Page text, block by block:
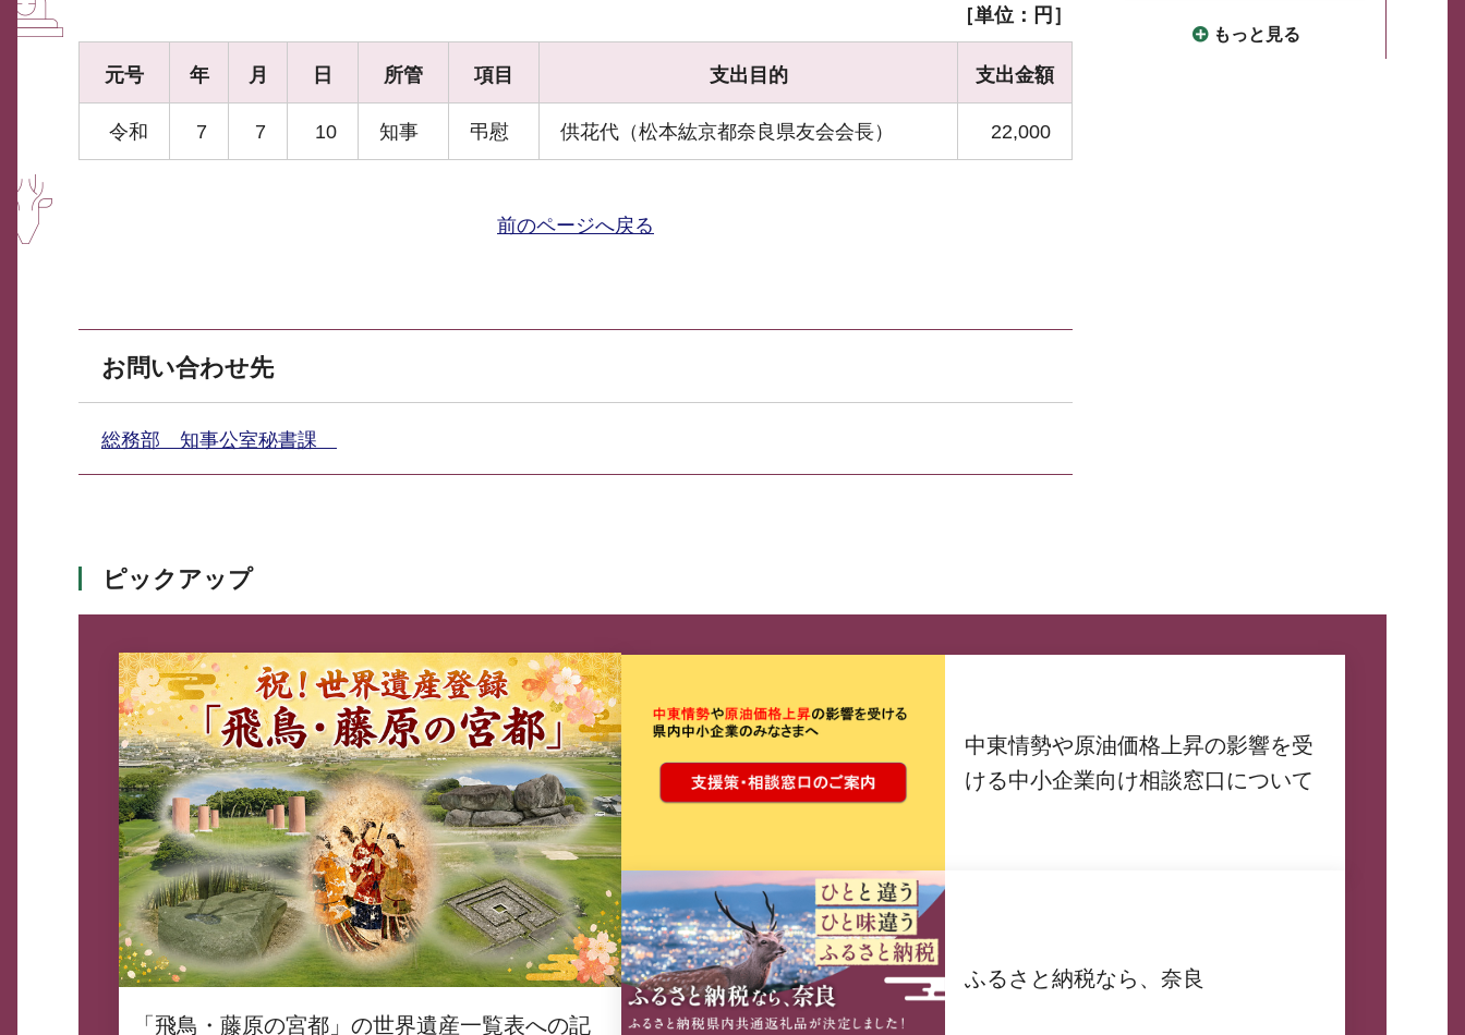
［単位：円］
元号 年 月 日 所管 項目 支出目的 支出金額
令和 7 7 10 知事 弔慰 供花代（松本紘京都奈良県友会会長） 22,000
前のページへ戻る
お問い合わせ先
総務部 知事公室秘書課
もっと見る
ピックアップ
「飛鳥・藤原の宮都」の世界遺産一覧表への記
中東情勢や原油価格上昇の影響を受
ける中小企業向け相談窓口について
ふるさと納税なら、奈良